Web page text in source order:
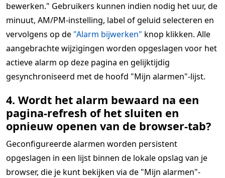
bewerken." Gebruikers kunnen indien nodig het uur, de
minuut, AM/PM-instelling, label of geluid selecteren en
vervolgens op de "Alarm bijwerken" knop klikken. Alle
aangebrachte wijzigingen worden opgeslagen voor het
actieve alarm op deze pagina en gelijktijdig
gesynchroniseerd met de hoofd "Mijn alarmen"-lijst.
4. Wordt het alarm bewaard na een
pagina-refresh of het sluiten en
opnieuw openen van de browser-tab?
Geconfigureerde alarmen worden persistent
opgeslagen in een lijst binnen de lokale opslag van je
browser, die je kunt bekijken via de "Mijn alarmen"-